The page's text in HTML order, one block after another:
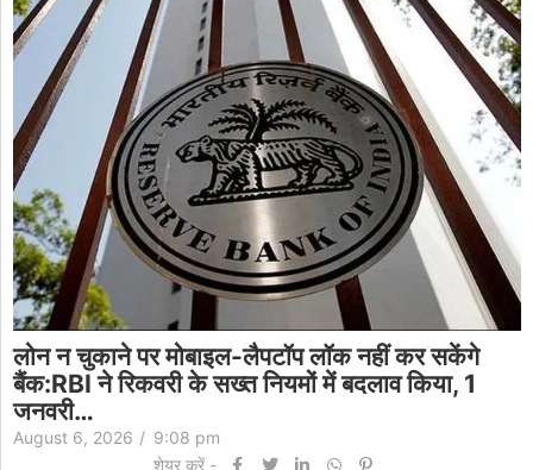
लोन न चुकाने पर मोबाइल-लैपटॉप लॉक नहीं कर सकेंगे
बैंक:RBI ने रिकवरी के सख्त नियमों में बदलाव किया, 1
जनवरी…
August 6, 2026 / 9:08 pm
शेयर करें -